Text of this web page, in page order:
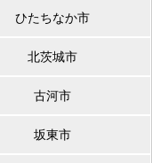
ひたちなか市
北茨城市
古河市
坂東市